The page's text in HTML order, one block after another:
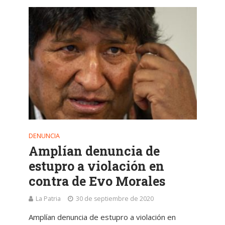
DENUNCIA
Amplían denuncia de
estupro a violación en
contra de Evo Morales
La Patria 30 de septiembre de 2020
Amplían denuncia de estupro a violación en